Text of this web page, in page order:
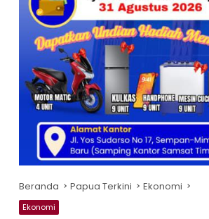
Beranda Papua Terkini Ekonomi
Ekonomi